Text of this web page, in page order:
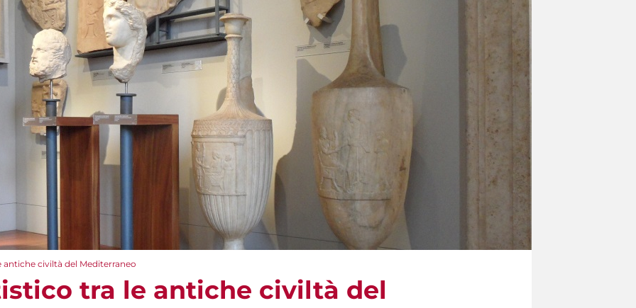
civiltà del Mediterraneo
tra le antiche civiltà del